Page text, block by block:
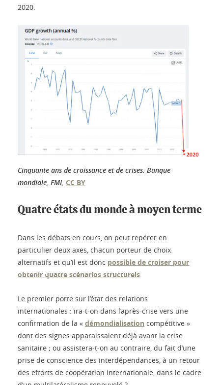
2020.
Cinquante ans de croissance et de crises. Banque
mondiale, FMI CC BY
Quatre états du monde à moyen terme
Dans les débats en cours, on peut repérer en
particulier deux axes, chacun porteur de choix
alternatifs et qu’il est donc possible de croiser pour
obtenir quatre scénarios structurels
Le premier porte sur l’état des relations
internationales : ira-t-on dans l’après-crise vers une
confirmation de la « démondialisation compétitive »
dont des signes apparaissaient déjà avant la crise
sanitaire ; ou assistera-t-on au contraire, du fait d’une
prise de conscience des interdépendances, à un retour
des efforts de coopération internationale, dans le cadre